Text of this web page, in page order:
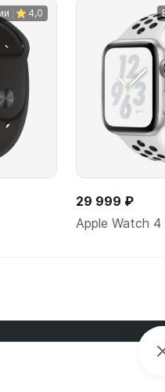
4,0
В
29 999 ₽
Apple Watch 4
Настольные